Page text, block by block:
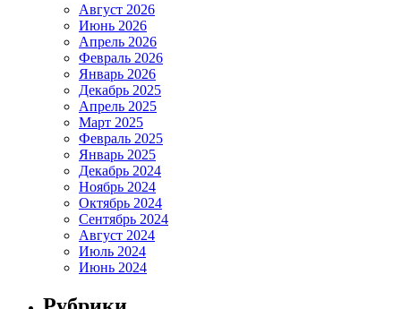
Август 2026
Июнь 2026
Апрель 2026
Февраль 2026
Январь 2026
Декабрь 2025
Апрель 2025
Март 2025
Февраль 2025
Январь 2025
Декабрь 2024
Ноябрь 2024
Октябрь 2024
Сентябрь 2024
Август 2024
Июль 2024
Июнь 2024